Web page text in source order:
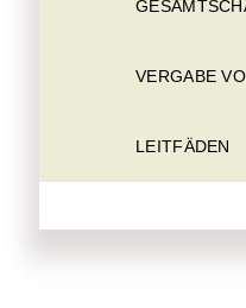
VERGABE
LEITFÄDEN